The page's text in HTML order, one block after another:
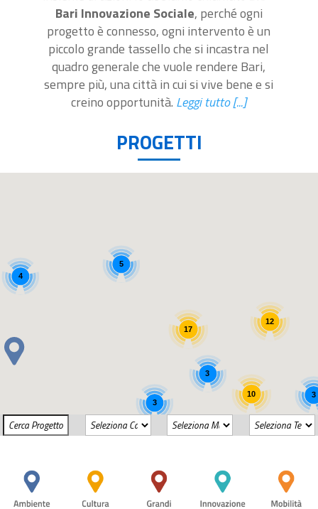
Bari Innovazione Sociale, perché ogni
progetto è connesso, ogni intervento è un
piccolo grande tassello che si incastra nel
quadro generale che vuole rendere Bari,
sempre più, una città in cui si vive bene e si
creino opportunità. Leggi tutto [...]
PROGETTI
17
12
10
3
5
3
4
3